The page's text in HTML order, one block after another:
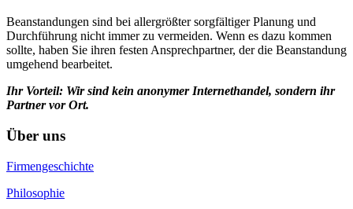
Beanstandungen sind bei allergrößter sorgfältiger Planung und
Durchführung nicht immer zu vermeiden. Wenn es dazu kommen
sollte, haben Sie ihren festen Ansprechpartner, der die Beanstandung
umgehend bearbeitet.
Ihr Vorteil: Wir sind kein anonymer Internethandel, sondern ihr
Partner vor Ort.
Über uns
Firmengeschichte
Philosophie